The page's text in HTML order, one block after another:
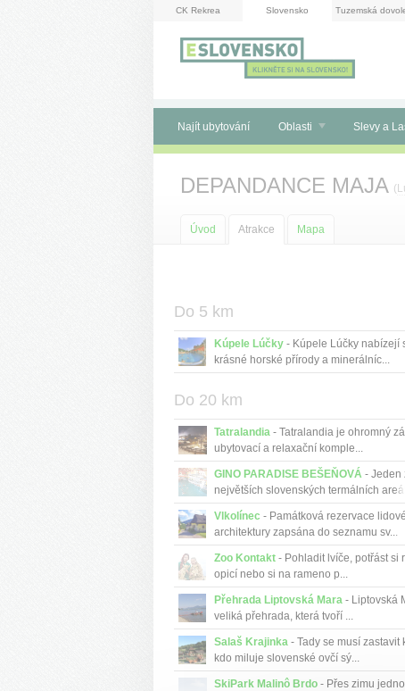
CK Rekrea Slovensko Tuzemská
Najít ubytování Oblasti Slevy a
DEPANDANCE MAJA (
Úvod Atrakce Mapa
Do 5 km
Kúpele Lúčky - Kúpele Lúčky nabízejí
krásné horské přírody a minerálníc...
Do 20 km
Tatralandia - Tatralandia je ohromný
ubytovací a relaxační komple...
GINO PARADISE BEŠEŇOVÁ - Jeden
největších slovenských termálních
Vlkolínec - Památková rezervace lidové
architektury zapsána do seznamu sv...
Zoo Kontakt - Pohladit lvíče, potřást si
opicí nebo si na rameno p...
Přehrada Liptovská Mara - Liptovská
veliká přehrada, která tvoří ...
Salaš Krajinka - Tady se musí zastavit
kdo miluje slovenské ovčí sý...
SkiPark Malinô Brdo - Přes zimu